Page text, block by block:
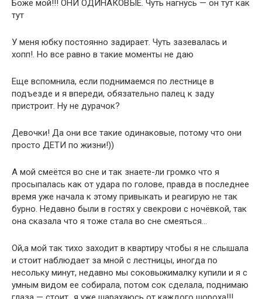
Боже мой!!! ОНИ ОДИНАКОВЫЕ. Чуть нагнусь — он тут как
тут
У меня юбку постоянно задирает. Чуть зазевалась и
хопп!. Но все равно в такие моменты не даю
Еще вспомнила, если поднимаемся по лестнице в
подъезде и я впереди, обязательно палец к заду
пристроит. Ну не дурачок?
Девочки! Да они все такие одинаковые, потому что они
просто ДЕТИ по жизни!))
А мой смеётся во сне и так знаете-ли громко что я
просыпалась как от удара по голове, правда в последнее
время уже начала к этому привыкать и реагирую не так
бурно. Недавно были в гостях у свекрови с ночёвкой, так
она сказала что я тоже стала во сне смеяться…
Ой,а мой так тихо заходит в квартиру чтобы я не слышала
и стоит наблюдает за мной с лестницы, иногда по
несольку минут, недавно мы соковыжималку купили и я с
умным видом ее собирала, потом сок сделала, поднимаю